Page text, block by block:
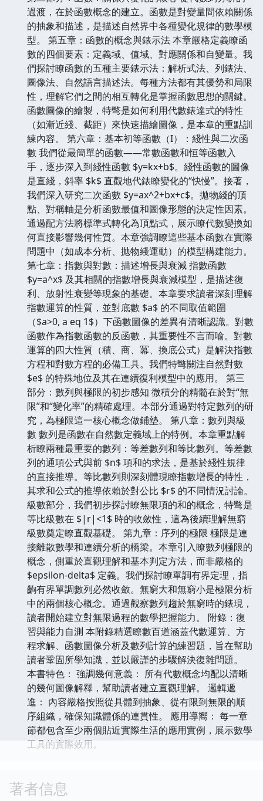
過渡，在於函數概念的建立。函數是對變量間依賴關係
的抽象和描述，是描述自然界中各種變化規律的數學模
型。 第五章：函數的概念與錶示法 本章嚴格定義瞭函
數的四個要素：定義域、值域、對應關係和自變量。我
們探討瞭函數的五種主要錶示法：解析式法、列錶法、
圖像法、自然語言描述法。每種方法都有其優勢和局限
性，理解它們之間的相互轉化是掌握函數思想的關鍵。
函數圖像的繪製，特彆是如何利用代數錶達式的特性
（如漸近綫、截距）來快速描繪圖像，是本章的重點訓
練內容。 第六章：基本初等函數（I）：綫性與二次函
數 我們從最簡單的函數——常數函數和恒等函數入
手，逐步深入到綫性函數 $y=kx+b$。綫性函數的圖像
是直綫，斜率 $k$ 直觀地代錶瞭變化的“快慢”。接著，
我們深入研究二次函數 $y=ax^2+bx+c$。拋物綫的頂
點、對稱軸是分析函數最值和圖像形態的決定性因素。
通過配方法將標準式轉化為頂點式，展示瞭代數變換如
何直接影響幾何性質。本章強調瞭這些基本函數在實際
問題中（如成本分析、拋物綫運動）的模型構建能力。
第七章：指數與對數：描述增長與衰減 指數函數
$y=a^x$ 及其相關的指數增長與衰減模型，是描述復
利、放射性衰變等現象的基礎。本章要求讀者深刻理解
指數運算的性質，並對底數 $a$ 的不同取值範圍
（$a>0, a eq 1$）下函數圖像的差異有清晰認識。對數
函數作為指數函數的反函數，其重要性不言而喻。對數
運算的四大性質（積、商、冪、換底公式）是解決指數
方程和對數方程的必備工具。我們特彆關注自然對數
$e$ 的特殊地位及其在連續復利模型中的應用。 第三
部分：數列與極限的初步感知 微積分的精髓在於對“無
限”和“變化率”的精確處理。本部分通過對特定數列的研
究，為極限這一核心概念做鋪墊。 第八章：數列與級
數 數列是函數在自然數定義域上的特例。本章重點解
析瞭兩種最重要的數列：等差數列和等比數列。等差數
列的通項公式與前 $n$ 項和的求法，是基於綫性規律
的直接推導。等比數列則深刻體現瞭指數增長的特性，
其求和公式的推導依賴於對公比 $r$ 的不同情況討論。
級數部分，我們初步探討瞭無限項的和的概念，特彆是
等比級數在 $|r|<1$ 時的收斂性，這為後續理解無窮
級數奠定瞭直觀基礎。 第九章：序列的極限 極限是連
接離散數學和連續分析的橋梁。本章引入瞭數列極限的
概念，側重於直觀理解和基本判定方法，而非嚴格的
$epsilon-delta$ 定義。我們探討瞭單調有界定理，指
齣有界單調數列必然收斂。無窮大和無窮小是極限分析
中的兩個核心概念。通過觀察數列趨於無窮時的錶現，
讀者開始建立對無限過程的數學把握能力。 附錄：復
習與能力自測 本附錄精選瞭數百道涵蓋代數運算、方
程求解、函數圖像分析及數列計算的練習題，旨在幫助
讀者鞏固所學知識，並以嚴謹的步驟解決復雜問題。
本書特色： 強調幾何意義： 所有代數概念均配以清晰
的幾何圖像解釋，幫助讀者建立直觀理解。 邏輯遞
進： 內容嚴格按照從具體到抽象、從有限到無限的順
序組織，確保知識體係的連貫性。 應用導嚮： 每一章
節都包含至少兩個貼近實際生活的應用實例，展示數學
工具的實際效用。
著者信息